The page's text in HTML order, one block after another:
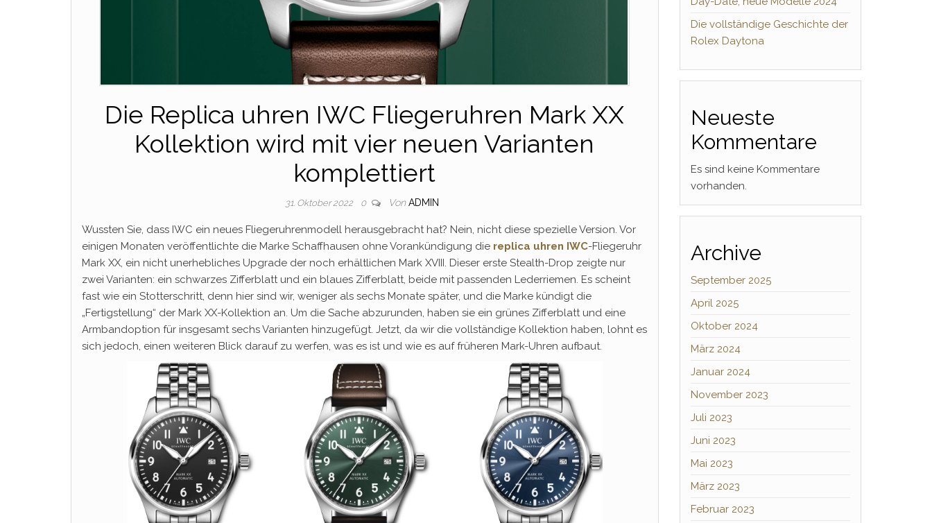
Die Replica uhren IWC Fliegeruhren Mark XX
Kollektion wird mit vier neuen Varianten
komplettiert
31. Oktober 2022 0 Von ADMIN
Wussten Sie, dass IWC ein neues Fliegeruhrenmodell herausgebracht hat? Nein, nicht diese spezielle Version. Vor
einigen Monaten veröffentlichte die Marke Schaffhausen ohne Vorankündigung die replica uhren IWC-Fliegeruhr
Mark XX, ein nicht unerhebliches Upgrade der noch erhältlichen Mark XVIII. Dieser erste Stealth-Drop zeigte nur
zwei Varianten: ein schwarzes Zifferblatt und ein blaues Zifferblatt, beide mit passenden Lederriemen. Es scheint
fast wie ein Stotterschritt, denn hier sind wir, weniger als sechs Monate später, und die Marke kündigt die
„Fertigstellung“ der Mark XX-Kollektion an. Um die Sache abzurunden, haben sie ein grünes Zifferblatt und eine
Armbandoption für insgesamt sechs Varianten hinzugefügt. Jetzt, da wir die vollständige Kollektion haben, lohnt es
sich jedoch, einen weiteren Blick darauf zu werfen, was es ist und wie es auf früheren Mark-Uhren aufbaut.
Die vollständige Geschichte der
Rolex Daytona
Neueste
Kommentare
Es sind keine Kommentare
vorhanden.
Archive
September 2025
April 2025
Oktober 2024
März 2024
Januar 2024
November 2023
Juli 2023
Juni 2023
Mai 2023
März 2023
Februar 2023